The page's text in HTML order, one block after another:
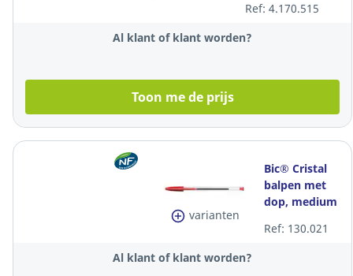
4,2 mm x 12 m,
per stuk
Ref: 4.170.515
Al klant of klant worden?
Toon me de prijs
varianten
Bic® Cristal
balpen met
dop, medium
per stuk
Ref: 130.021
Al klant of klant worden?